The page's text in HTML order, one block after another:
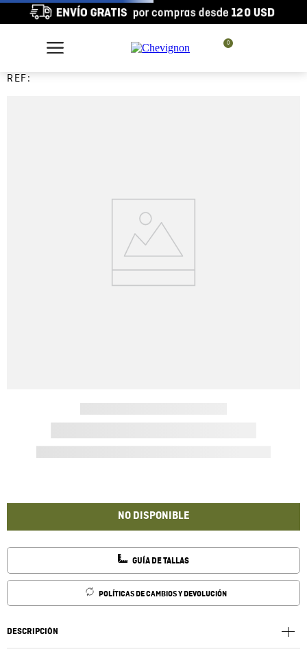
0
REF:
NO DISPONIBLE
GUÍA DE TALLAS
POLÍTICAS DE CAMBIOS Y DEVOLUCIÓN
DESCRIPCIÓN